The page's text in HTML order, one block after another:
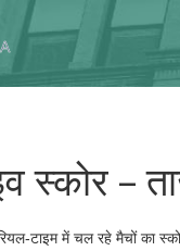
स्कोर –
में चल रहे मैचों का